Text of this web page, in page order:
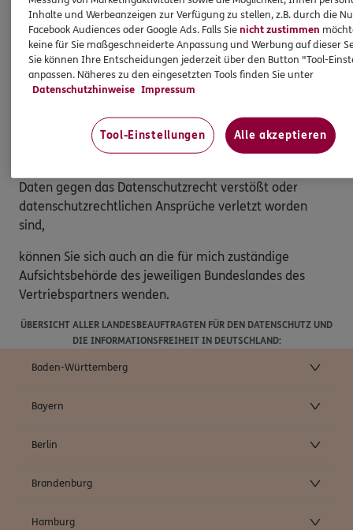
· Datenübertragung an einen anderen
Verantwortlichen
Möchten Sie von Ihren Rechten Gebrauch machen,
genügt eine E-Mail an:
Ulrich.Lurz@ergo.de.
Beschwerderecht
Daten gegen das Datenschutzrecht verstößt oder
datenschutzrechtlichen Ansprüche verletzt worden
sind,
können Sie sich auch an die für mich zuständige
Aufsichtsbehörde des jeweiligen Bundeslandes des
Vertriebspartners wenden.
ÜBERSICHT ALLER LANDESBEAUFTRAGTEN FÜR DEN DATENSCHUTZ UND
DIE INFORMATIONSFREIHEIT IN DEUTSCHLAND:
Baden-Württemberg
Bayern
Berlin
Brandenburg
Hamburg
Inhalte und Werbeanzeigen zur Verfügung zu stellen, z.B. durch die
Facebook Audiences oder Google Ads. Falls Sienicht zustimmen
keine für Sie maßgeschneiderte Anpassung und Werbung auf dieser
Sie können Ihre Entscheidungen jederzeit über den Button "Tool-
anpassen. Näheres zu den eingesetzten Tools finden Sie unter
Datenschutzhinweise Impressum
Tool-Einstellungen Alle akzeptieren